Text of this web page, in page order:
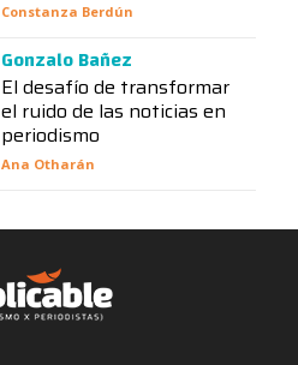
Constanza Berdún
Gonzalo Bañez
El desafío de transformar
el ruido de las noticias en
periodismo
Ana Otharán